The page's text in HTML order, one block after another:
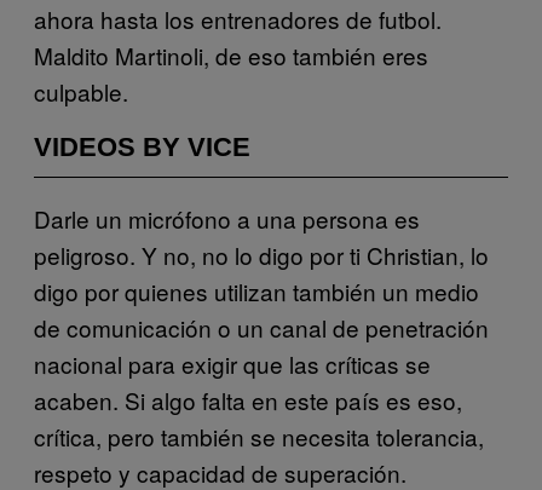
ahora hasta los entrenadores de futbol.
Maldito Martinoli, de eso también eres
culpable.
VIDEOS BY VICE
Darle un micrófono a una persona es
peligroso. Y no, no lo digo por ti Christian, lo
digo por quienes utilizan también un medio
de comunicación o un canal de penetración
nacional para exigir que las críticas se
acaben. Si algo falta en este país es eso,
crítica, pero también se necesita tolerancia,
respeto y capacidad de superación.